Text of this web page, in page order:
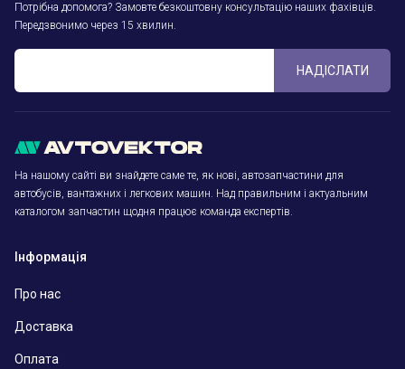
Потрібна допомога? Замовте безкоштовну консультацію наших фахівців.
Передзвонимо через 15 хвилин.
НАДІСЛАТИ
На нашому сайті ви знайдете саме те, як нові, автозапчастини для
автобусів, вантажних і легкових машин. Над правильним і актуальним
каталогом запчастин щодня працює команда експертів.
Інформація
Про нас
Доставка
Оплата